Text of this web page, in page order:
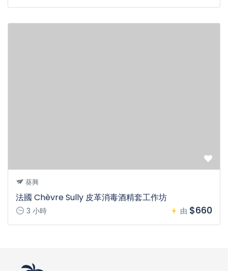
葵興
法國 Chèvre Sully 皮革消毒酒精套工作坊
3 小時 由 $660